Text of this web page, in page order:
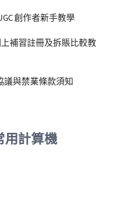
創作者新手教學
補習註冊及拆賬比較教
議與禁業條款須知
用計算機